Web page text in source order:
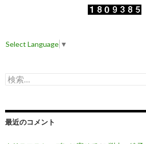
Select Language ▼
検
索
最近のコメント